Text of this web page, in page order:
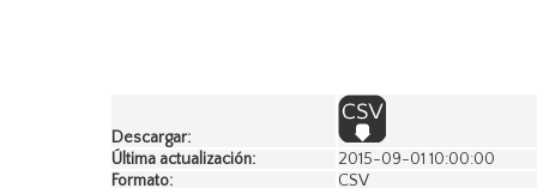
Descargar:
Última actualización:
2015-09-01 10:00:00
Formato:
CSV